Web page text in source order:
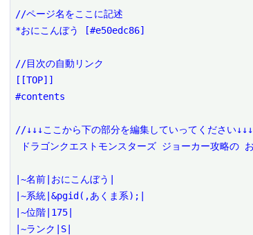
//ページ名をここに記述
*おにこんぼう [#e50edc86]
//目次の自動リンク
[[TOP]]
#contents
//↓↓↓ここから下の部分を編集していってください↓↓↓
|~名前|おにこんぼう|
|~系統|&pgid(,あくま系);|
|~位階|175|
|~ランク|S|